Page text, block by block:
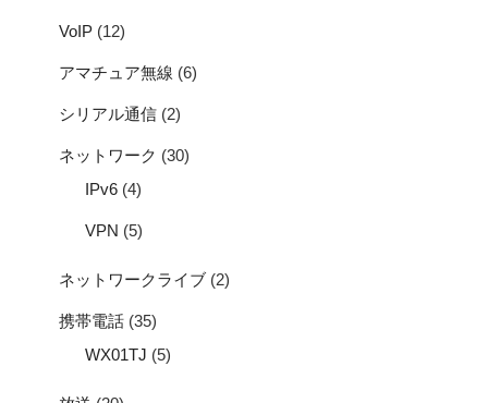
VoIP (12)
アマチュア無線 (6)
シリアル通信 (2)
ネットワーク (30)
IPv6 (4)
VPN (5)
ネットワークライブ (2)
携帯電話 (35)
WX01TJ (5)